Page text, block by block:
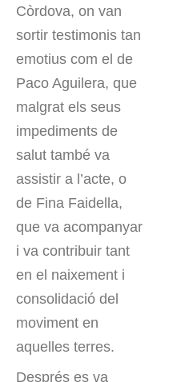
Còrdova, on van
sortir testimonis tan
emotius com el de
Paco Aguilera, que
malgrat els seus
impediments de
salut també va
assistir a l’acte, o
de Fina Faidella,
que va acompanyar
i va contribuir tant
en el naixement i
consolidació del
moviment en
aquelles terres.
Després es va